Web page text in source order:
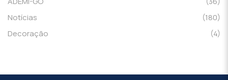
Notícias
(180)
Decoração
(4)